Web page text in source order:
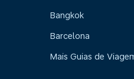
Bangkok
Barcelona
Mais Guias de